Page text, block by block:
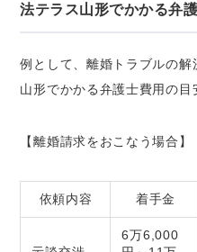
法テラス山形でかかる弁
例として、離婚トラブルの
山形でかかる弁護士費用の目
【離婚請求をおこなう場合】
依頼内容 着手金
6万6,000